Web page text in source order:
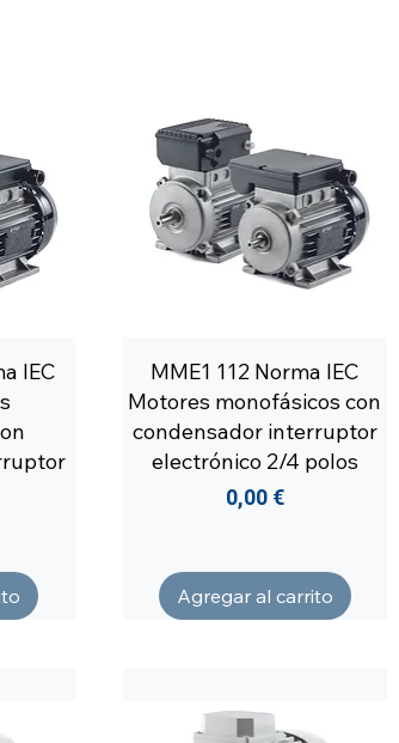
IEC
MME1 112 Norma IEC
Motores monofásicos con
condensador interruptor
electrónico 2/4 polos
Precio
0,00 €
Agregar al carrito